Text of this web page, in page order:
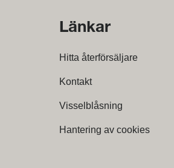
Länkar
Hitta återförsäljare
Kontakt
Visselblåsning
Hantering av cookies